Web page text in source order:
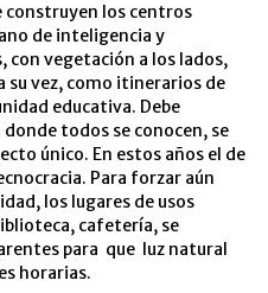
construyen los centros
de inteligencia y
con vegetación a los lados,
su vez, como itinerarios de
educativa. Debe
donde todos se conocen, se
único. En estos años el de
Para forzar aún
los lugares de usos
cafetería, se
para que luz natural
horarias.